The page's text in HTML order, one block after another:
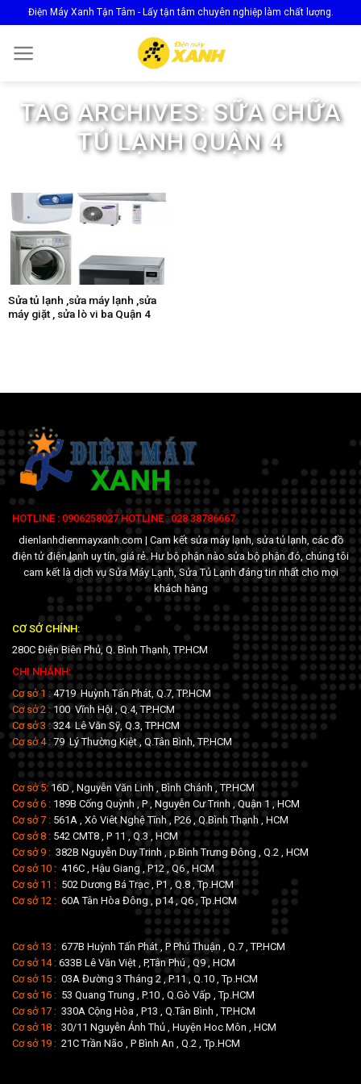
to
content
Điện Máy Xanh Tận Tâm - Lấy tận tâm chuyên nghiệp làm chất lượng.
TAG ARCHIVES: SỮA CHỮA
TỦ LẠNH QUẬN 4
Sửa tủ lạnh ,sửa máy lạnh ,sửa
máy giặt , sửa lò vi ba Quận 4
HOTLINE : 0906258027 HOTLINE : 028 38786667
dienlanhdienmayxanh.com | Cam kết sửa máy lạnh, sửa tủ lạnh, các đồ
điện tử điện lạnh uy tín, giá rẻ. Hư bộ phận nào sửa bộ phận đó, chúng tôi
cam kết là dịch vụ Sửa Máy Lạnh, Sửa Tủ Lạnh đáng tin nhất cho mọi
khách hàng
CƠ SỞ CHÍNH:
280C Điện Biên Phủ, Q. Bình Thạnh, TP.HCM
CHI NHÁNH:
Cơ sở 1 :4719 Huỳnh Tấn Phát, Q.7, TP.HCM
Cơ sở 2 :100 Vĩnh Hội , Q.4, TP.HCM
Cơ sở 3 :324 Lê Văn Sỹ, Q.3, TP.HCM
Cơ sở 4 :79 Lý Thường Kiệt , Q.Tân Bình, TP.HCM
Cơ sở 5:16D , Nguyễn Văn Linh , Bình Chánh , TP.HCM
Cơ sở 6 : 189B Cống Quỳnh , P , Nguyễn Cư Trinh , Quận 1 , HCM
Cơ sở 7 : 561A , Xô Viêt Nghệ Tĩnh , P26 , Q.Bình Thạnh , HCM
Cơ sở 8 : 542 CMT8 , P 11 , Q.3 , HCM
Cơ sở 9 : 382B Nguyễn Duy Trinh , p.Bình Trưng Đông , Q.2 , HCM
Cơ sở 10 : 416C , Hậu Giang , P12 , Q6 , HCM
Cơ sở 11 : 502 Dương Bá Trạc , P1 , Q.8 , Tp.HCM
Cơ sở 12 : 60A Tân Hòa Đông , p14 , Q6 , Tp.HCM
Cơ sở 13 : 677B Huỳnh Tấn Phát , P Phú Thuận , Q.7 , TP.HCM
Cơ sở 14 : 633B Lê Văn Việt , P,Tân Phú , Q9 , HCM
Cơ sở 15 : 03A Đường 3 Tháng 2 , P.11 , Q.10 , Tp.HCM
Cơ sở 16 : 53 Quang Trung , P.10 , Q.Gò Vấp , Tp.HCM
Cơ sở 17 : 330A Cộng Hòa , P13 , Q.Tân Bình , TP.HCM
Cơ sở 18 : 30/11 Nguyễn Ảnh Thủ , Huyện Hoc Môn , HCM
Cơ sở 19 : 21C Trần Não , P Bình An , Q.2 , Tp.HCM